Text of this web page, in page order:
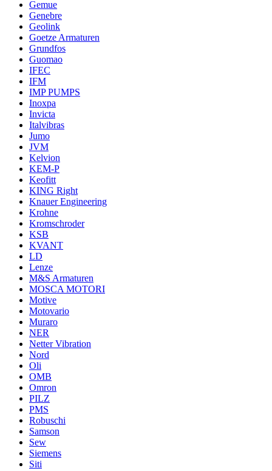
Gemue
Genebre
Geolink
Goetze Armaturen
Grundfos
Guomao
IFEC
IFM
IMP PUMPS
Inoxpa
Invicta
Italvibras
Jumo
JVM
Kelvion
KEM-P
Keofitt
KING Right
Knauer Engineering
Krohne
Kromschroder
KSB
KVANT
LD
Lenze
M&S Armaturen
MOSCA MOTORI
Motive
Motovario
Muraro
NER
Netter Vibration
Nord
Oli
OMB
Omron
PILZ
PMS
Robuschi
Samson
Sew
Siemens
Siti